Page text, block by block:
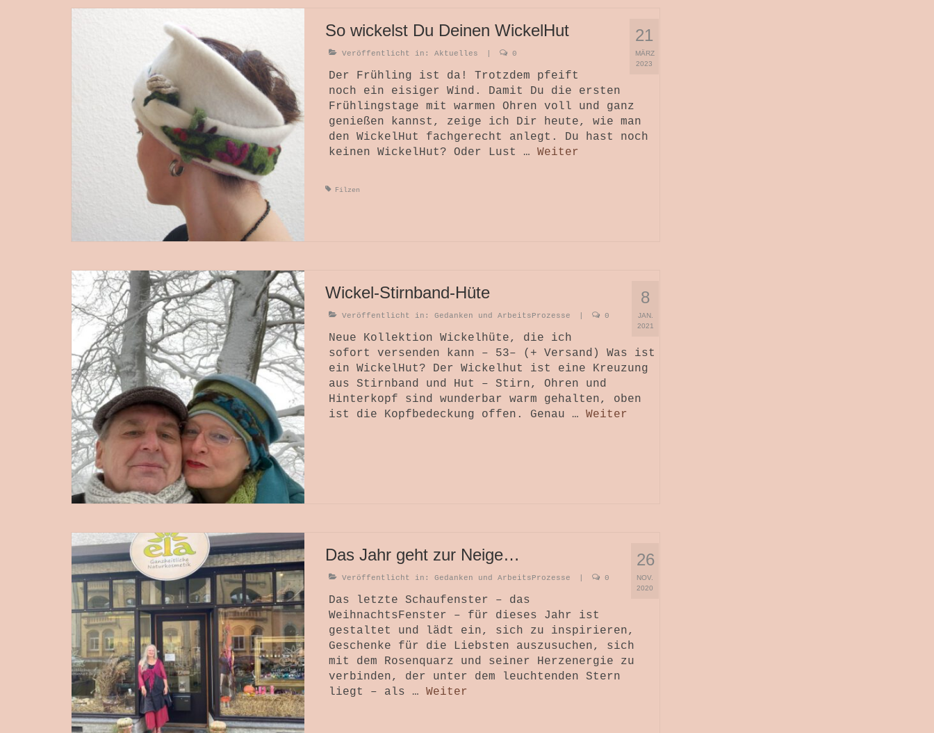
21
MÄRZ
2023
So wickelst Du Deinen WickelHut
Veröffentlicht in: Aktuelles 0
Der Frühling ist da! Trotzdem pfeift
noch ein eisiger Wind. Damit Du die ersten
Frühlingstage mit warmen Ohren voll und ganz
genießen kannst, zeige ich Dir heute, wie man
den WickelHut fachgerecht anlegt. Du hast noch
keinen WickelHut? Oder Lust … Weiter
Filzen
8
JAN.
2021
Wickel-Stirnband-Hüte
Veröffentlicht in: Gedanken und ArbeitsProzesse 0
Neue Kollektion Wickelhüte, die ich
sofort versenden kann – 53– (+ Versand) Was ist
ein WickelHut? Der Wickelhut ist eine Kreuzung
aus Stirnband und Hut – Stirn, Ohren und
Hinterkopf sind wunderbar warm gehalten, oben
ist die Kopfbedeckung offen. Genau … Weiter
26
NOV.
2020
Das Jahr geht zur Neige…
Veröffentlicht in: Gedanken und ArbeitsProzesse 0
Das letzte Schaufenster – das
WeihnachtsFenster – für dieses Jahr ist
gestaltet und lädt ein, sich zu inspirieren,
Geschenke für die Liebsten auszusuchen, sich
mit dem Rosenquarz und seiner Herzenergie zu
verbinden, der unter dem leuchtenden Stern
liegt – als … Weiter